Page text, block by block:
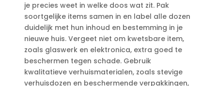
je precies weet in welke doos wat zit.​ Pak
soortgelijke items samen in en label alle dozen
duidelijk met hun inhoud en bestemming in je
nieuwe huis.​ Vergeet niet om kwetsbare item,
zoals glaswerk en elektronica, extra goed te
beschermen tegen schade.​ Gebruik
kwalitatieve verhuismaterialen, zoals stevige
verhuisdozen en beschermende verpakkingen,